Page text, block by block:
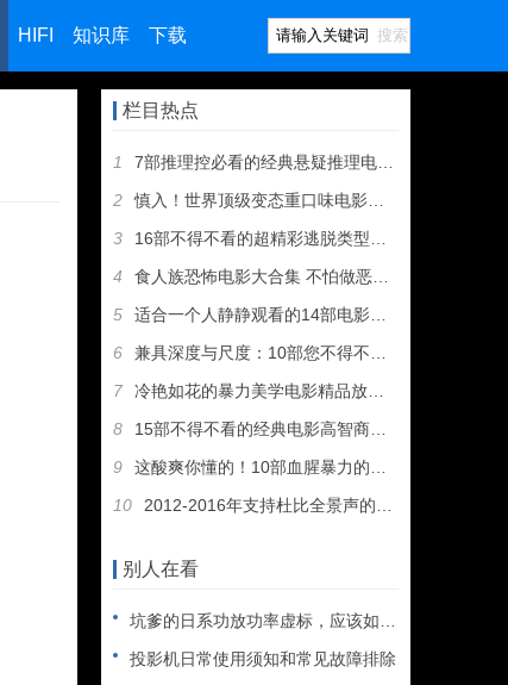
HIFI 知识库 下载 搜索
栏目热点
1
7部推理控必看的经典悬疑推理电影，看完可以当侦探了
2
慎入！世界顶级变态重口味电影都在这，够胆你就来
3
16部不得不看的超精彩逃脱类型影片，抱走吧!
4
食人族恐怖电影大合集 不怕做恶梦的看过来
5
适合一个人静静观看的14部电影佳作
6
兼具深度与尺度：10部您不得不看的性感影片
7
冷艳如花的暴力美学电影精品放送，切记：少儿不宜
8
15部不得不看的经典电影高智商犯罪神片
9
这酸爽你懂的！10部血腥暴力的重口味电影推荐
10
2012-2016年支持杜比全景声的电影都在这了
别人在看
坑爹的日系功放功率虚标，应该如何正确解读？
投影机日常使用须知和常见故障排除